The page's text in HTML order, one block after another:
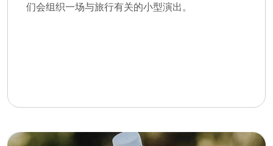
们会组织一场与旅行有关的小型演出。